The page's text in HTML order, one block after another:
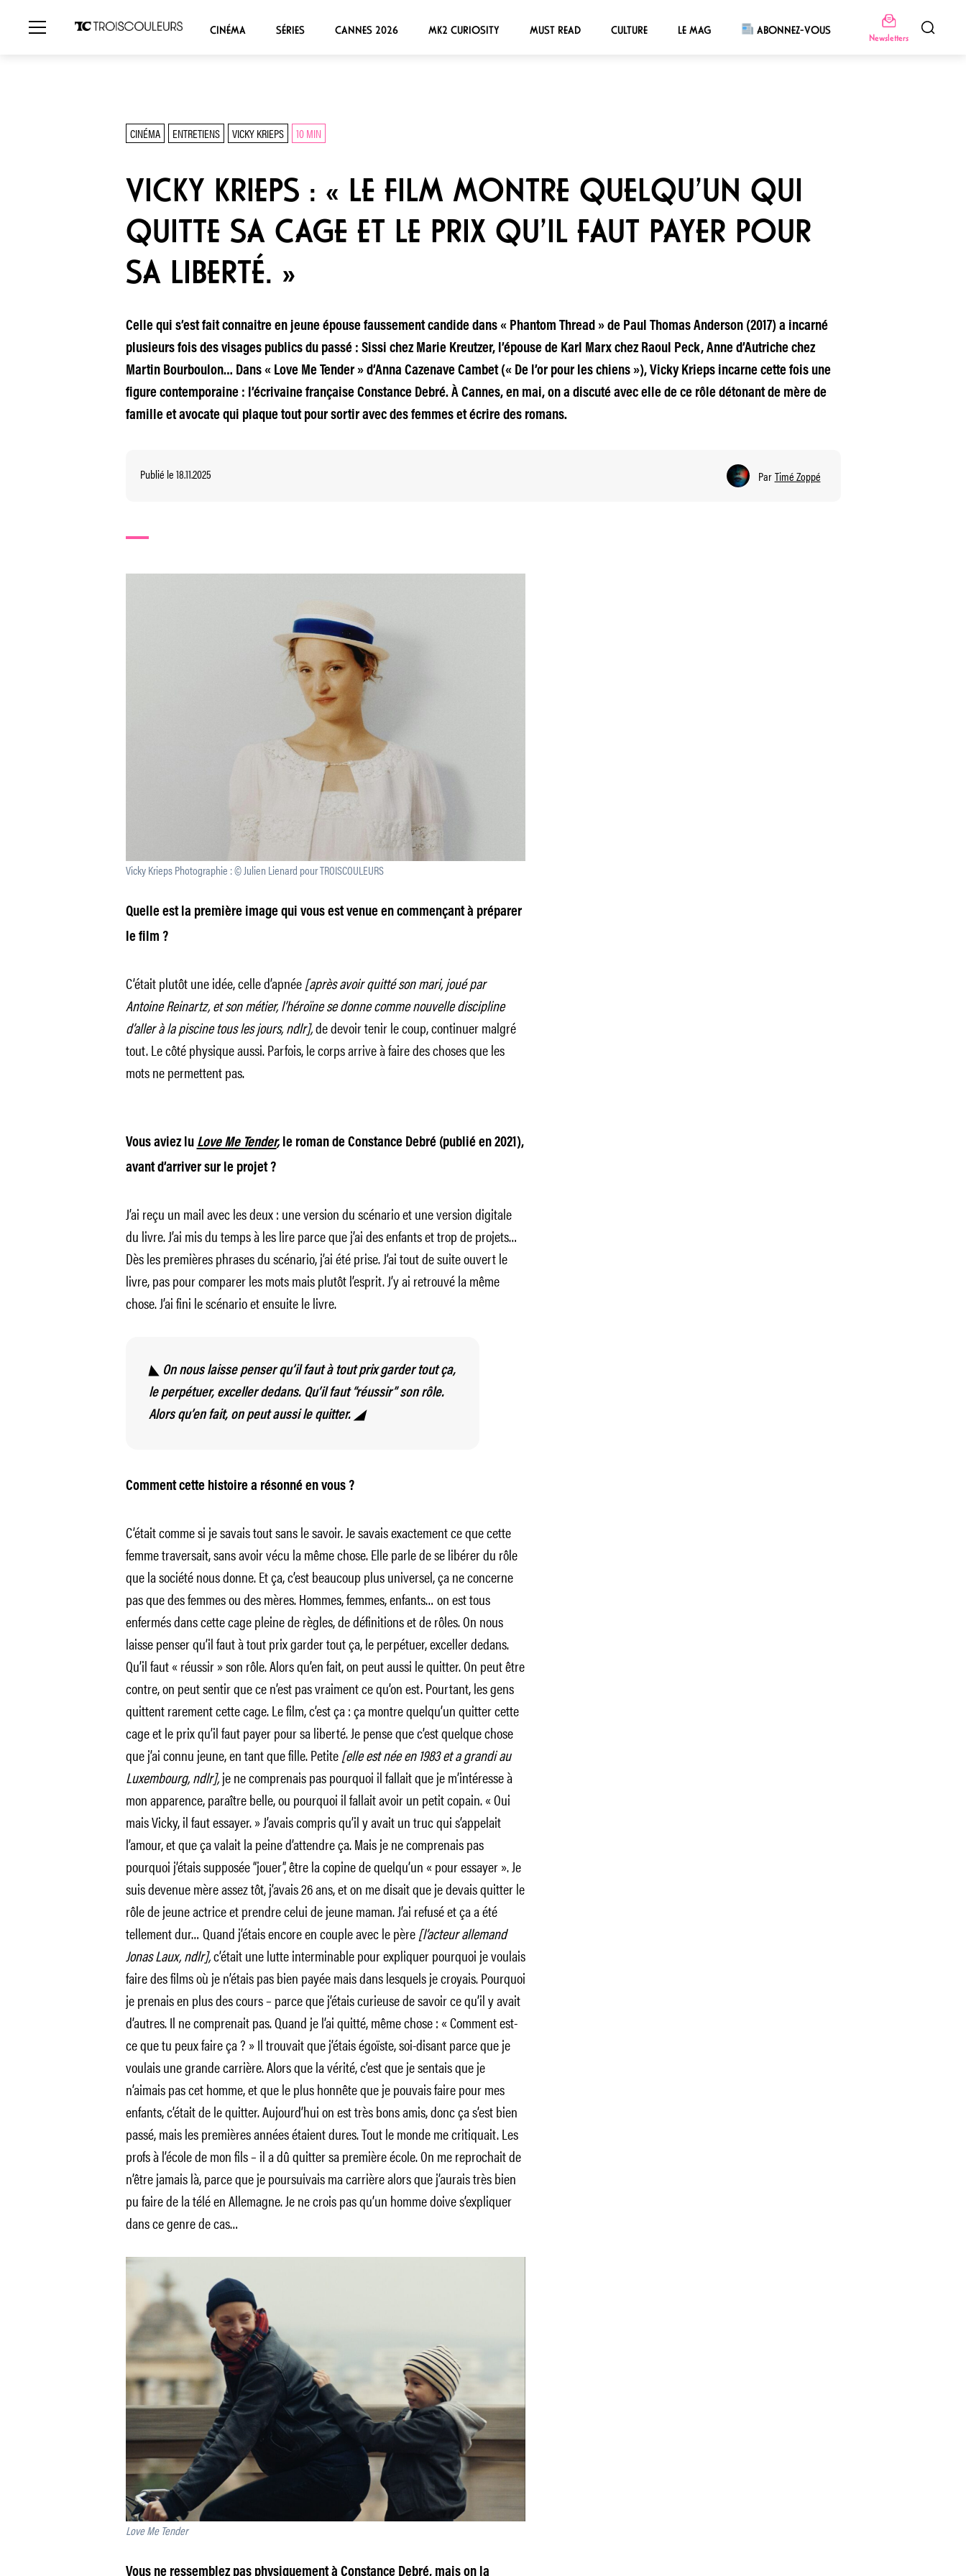
CINÉMA SÉRIES CANNES 2026 MK2 CURIOSITY MUST READ CULTURE LE MAG ABONNEZ-VOUS
Newsletters
CINÉMA ENTRETIENS VICKY KRIEPS 10 MIN
VICKY KRIEPS : « LE FILM MONTRE QUELQU’UN QUI
QUITTE SA CAGE ET LE PRIX QU’IL FAUT PAYER POUR
SA LIBERTÉ. »
Celle qui s’est fait connaitre en jeune épouse faussement candide dans « Phantom Thread » de Paul Thomas Anderson (2017) a incarné
plusieurs fois des visages publics du passé : Sissi chez Marie Kreutzer, l’épouse de Karl Marx chez Raoul Peck, Anne d’Autriche chez
Martin Bourboulon… Dans « Love Me Tender » d’Anna Cazenave Cambet (« De l’or pour les chiens »), Vicky Krieps incarne cette fois une
figure contemporaine : l’écrivaine française Constance Debré. À Cannes, en mai, on a discuté avec elle de ce rôle détonant de mère de
famille et avocate qui plaque tout pour sortir avec des femmes et écrire des romans.
Publié le 18.11.2025 Par Timé Zoppé
Vicky Krieps Photographie : © Julien Lienard pour TROISCOULEURS
Quelle est la première image qui vous est venue en commençant à préparer
le film ?
C’était plutôt une idée, celle d’apnée[après avoir quitté son mari, joué par
Antoine Reinartz, et son métier, l’héroïne se donne comme nouvelle discipline
d’aller à la piscine tous les jours, ndlr],de devoir tenir le coup, continuer malgré
tout. Le côté physique aussi. Parfois, le corps arrive à faire des choses que les
mots ne permettent pas.
Vous aviez lu Love Me Tender,le roman de Constance Debré (publié en 2021),
avant d’arriver sur le projet ?
J’ai reçu un mail avec les deux : une version du scénario et une version digitale
du livre. J’ai mis du temps à les lire parce que j’ai des enfants et trop de projets…
Dès les premières phrases du scénario, j’ai été prise. J’ai tout de suite ouvert le
livre, pas pour comparer les mots mais plutôt l’esprit. J’y ai retrouvé la même
chose. J’ai fini le scénario et ensuite le livre.
◣ On nous laisse penser qu’il faut à tout prix garder tout ça,
le perpétuer, exceller dedans. Qu’il faut “réussir” son rôle.
Alors qu’en fait, on peut aussi le quitter. ◢
Comment cette histoire a résonné en vous ?
C’était comme si je savais tout sans le savoir. Je savais exactement ce que cette
femme traversait, sans avoir vécu la même chose. Elle parle de se libérer du rôle
que la société nous donne. Et ça, c’est beaucoup plus universel, ça ne concerne
pas que des femmes ou des mères. Hommes, femmes, enfants… on est tous
enfermés dans cette cage pleine de règles, de définitions et de rôles. On nous
laisse penser qu’il faut à tout prix garder tout ça, le perpétuer, exceller dedans.
Qu’il faut « réussir » son rôle. Alors qu’en fait, on peut aussi le quitter. On peut être
contre, on peut sentir que ce n’est pas vraiment ce qu’on est. Pourtant, les gens
quittent rarement cette cage. Le film, c’est ça : ça montre quelqu’un quitter cette
cage et le prix qu’il faut payer pour sa liberté. Je pense que c’est quelque chose
que j’ai connu jeune, en tant que fille. Petite[elle est née en 1983 et a grandi au
Luxembourg, ndlr],je ne comprenais pas pourquoi il fallait que je m’intéresse à
mon apparence, paraître belle, ou pourquoi il fallait avoir un petit copain. « Oui
mais Vicky, il faut essayer. » J’avais compris qu’il y avait un truc qui s’appelait
l’amour, et que ça valait la peine d’attendre ça. Mais je ne comprenais pas
pourquoi j’étais supposée “jouer”, être la copine de quelqu’un « pour essayer ». Je
suis devenue mère assez tôt, j’avais 26 ans, et on me disait que je devais quitter le
rôle de jeune actrice et prendre celui de jeune maman. J’ai refusé et ça a été
tellement dur… Quand j’étais encore en couple avec le père[l’acteur allemand
Jonas Laux, ndlr],c’était une lutte interminable pour expliquer pourquoi je voulais
faire des films où je n’étais pas bien payée mais dans lesquels je croyais. Pourquoi
je prenais en plus des cours – parce que j’étais curieuse de savoir ce qu’il y avait
d’autres. Il ne comprenait pas. Quand je l’ai quitté, même chose : « Comment est-
ce que tu peux faire ça ? » Il trouvait que j’étais égoïste, soi-disant parce que je
voulais une grande carrière. Alors que la vérité, c’est que je sentais que je
n’aimais pas cet homme, et que le plus honnête que je pouvais faire pour mes
enfants, c’était de le quitter. Aujourd’hui on est très bons amis, donc ça s’est bien
passé, mais les premières années étaient dures. Tout le monde me critiquait. Les
profs à l’école de mon fils – il a dû quitter sa première école. On me reprochait de
n’être jamais là, parce que je poursuivais ma carrière alors que j’aurais très bien
pu faire de la télé en Allemagne. Je ne crois pas qu’un homme doive s’expliquer
dans ce genre de cas…
Love Me Tender
Vous ne ressemblez pas physiquement à Constance Debré, mais on la